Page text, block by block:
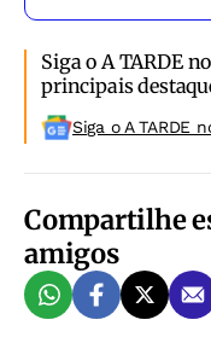
Siga o A TARDE
principais
Siga o A TARDE
Compartilhe
amigos